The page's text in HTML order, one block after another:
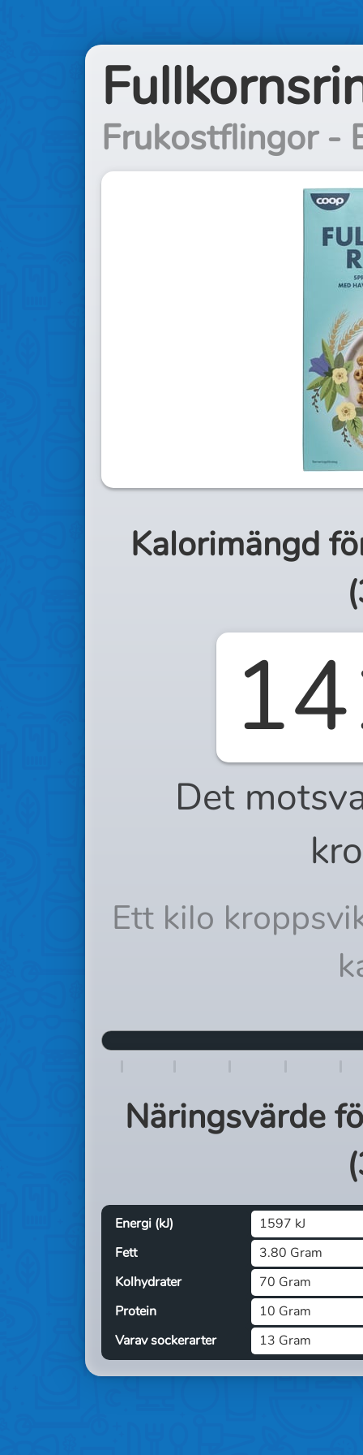
Frukostflingor -
Kalorimängd
(
Det
Ett kilo
Näringsvärde
(
Energi (kJ)
1597 kJ
Fett
3.80 Gram
Kolhydrater
70 Gram
Protein
10 Gram
Varav sockerarter
13 Gram